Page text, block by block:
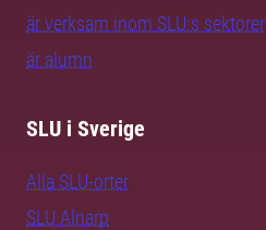
är verksam inom SLU:s sektorer
är alumn
SLU i Sverige
Alla SLU-orter
SLU Alnarp